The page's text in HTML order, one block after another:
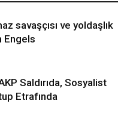
savaşçısı ve yoldaşlık
Engels
Saldırıda, Sosyalist
Etrafında